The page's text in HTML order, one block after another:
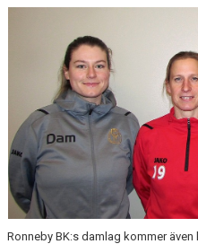
KONTAKT
Ronneby BK:s damlag kommer